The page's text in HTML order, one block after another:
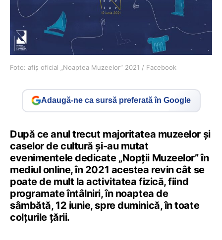
Foto: afiș oficial „Noaptea Muzeelor” 2021 / Facebook
Adaugă-ne ca sursă preferată în Google
După ce anul trecut majoritatea muzeelor și
caselor de cultură și-au mutat
evenimentele dedicate „Nopții Muzeelor” în
mediul online, în 2021 acestea revin cât se
poate de mult la activitatea fizică, fiind
programate întâlniri, în noaptea de
sâmbătă, 12 iunie, spre duminică, în toate
colțurile țării.